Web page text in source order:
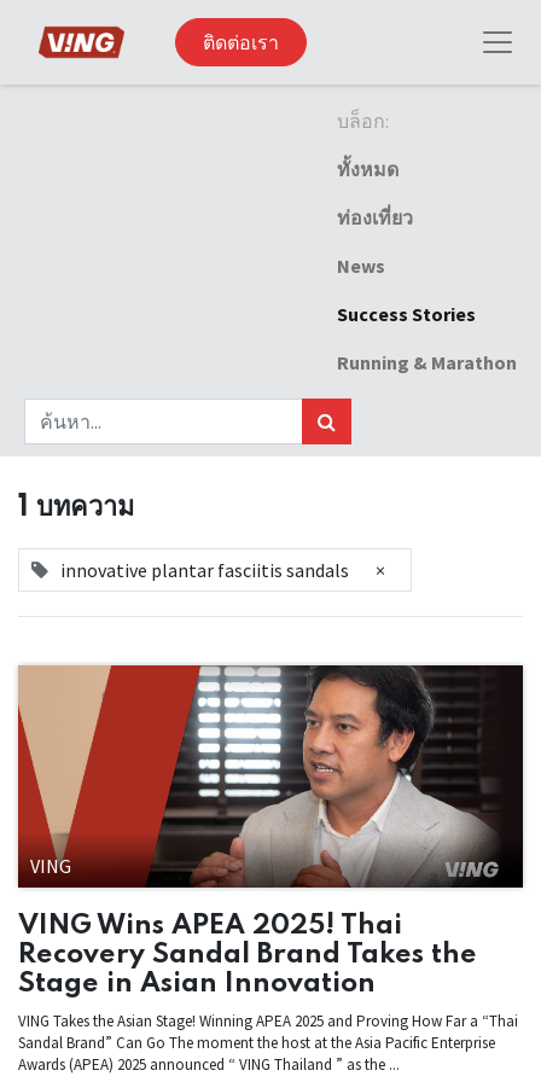
ติดต่อเรา
บล็อก:
ทั้งหมด
ท่องเที่ยว
News
Success Stories
Running & Marathon
1 บทความ
innovative plantar fasciitis sandals ×
VING
VING Wins APEA 2025! Thai
Recovery Sandal Brand Takes the
Stage in Asian Innovation
VING Takes the Asian Stage! Winning APEA 2025 and Proving How Far a “Thai
Sandal Brand” Can Go The moment the host at the Asia Pacific Enterprise
Awards (APEA) 2025 announced “ VING Thailand ” as the ...